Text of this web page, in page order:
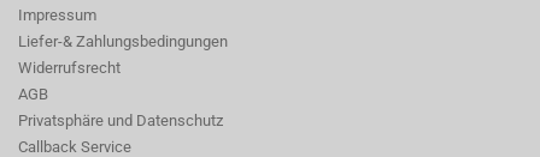
Impressum
Liefer-& Zahlungsbedingungen
Widerrufsrecht
AGB
Privatsphäre und Datenschutz
Callback Service